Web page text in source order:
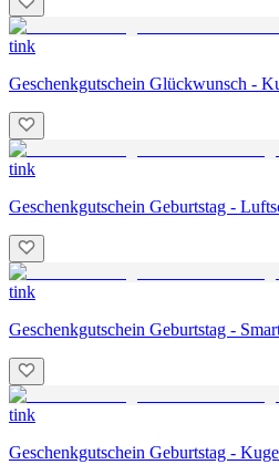
tink
Geschenkgutschein Glückwunsch -
tink
Geschenkgutschein Geburtstag -
tink
Geschenkgutschein Geburtstag -
tink
Geschenkgutschein Geburtstag -